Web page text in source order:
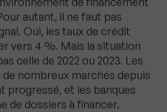
autant, il ne faut pas
Oui, les taux de crédit
vers 4 %. Mais la situation
celle de 2022 ou 2023. Les
nombreux marchés depuis
progressé, et les banques
de dossiers à financer.